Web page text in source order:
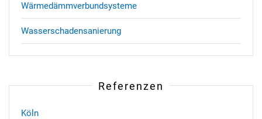
Wärmedämmverbundsysteme
Wasserschadensanierung
Referenzen
Köln